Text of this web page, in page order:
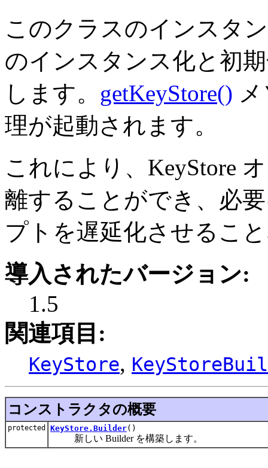
このクラスのインスタ
のインスタンス化と初
します。 getKeyStore()
理が起動されます。
これにより、KeyStore
離することができ、必
プトを遅延化させるこ
導入されたバージョン:
1.5
関連項目:
KeyStore,
コンストラクタの概要
protected KeyStore.Builder()
新しい Builder を構築します。